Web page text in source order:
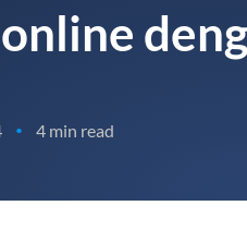
• 4 min read